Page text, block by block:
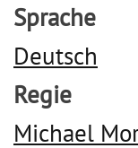
Sprache
Deutsch
Regie
Michael